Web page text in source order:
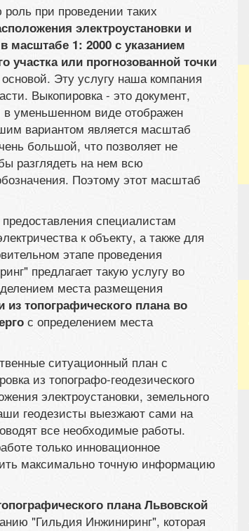
при проведении таких
электроустановки и
масштабе 1: 2000 с указанием
участка или прогнозованной точки
Эту услугу наша компания
Выкопировка - это документ,
в уменьшенном виде отображен
вариантом является масштаб
большой, что позволяет не
разглядеть на нем всю
Поэтому этот масштаб
специалистам
к объекту, а также для
этапе проведения
предлагает такую услугу во
места размещения
топографического плана во
с определением места
ситуационный план с
из топографо-геодезического
электроустановки, земельного
геодезисты выезжают сами на
все необходимые работы.
только инновационное
максимально точную информацию
плана Львовской
"Гильдия Инжиниринг", которая